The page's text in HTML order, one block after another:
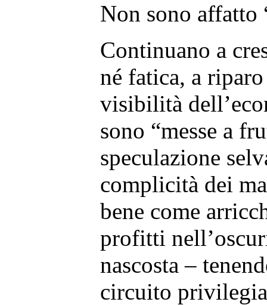
Non sono affatto
Continuano a
né fatica, a
visibilità
sono “messe a
speculazione
complicità dei
bene come
profitti
nascosta –
circuito